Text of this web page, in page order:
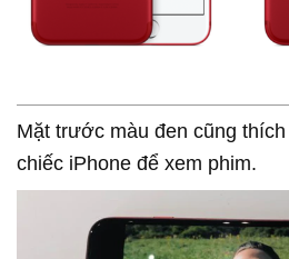
Mặt trước màu đen cũng
chiếc iPhone để xem phim.